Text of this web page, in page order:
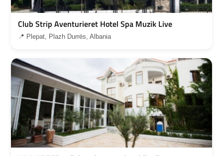
Club Strip Aventurieret Hotel Spa Muzik Live
📍 Plepat, Plazh Durrës, Albania